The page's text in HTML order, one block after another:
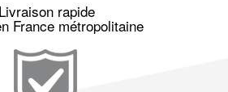
Livraison rapide
France métropolitaine